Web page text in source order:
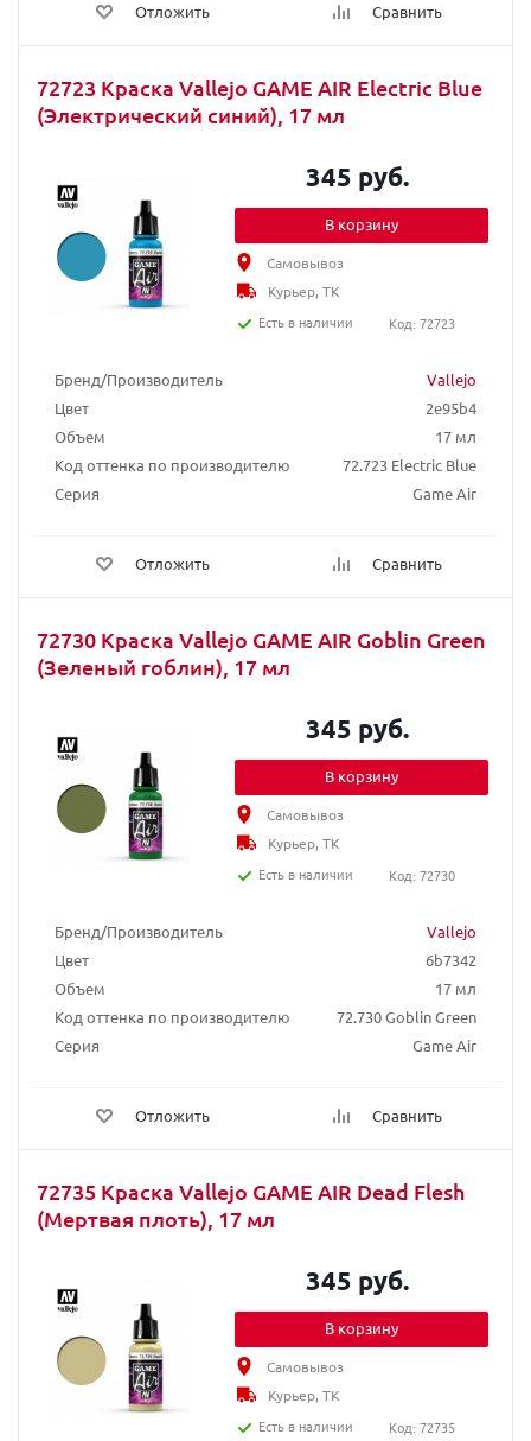
Отложить Сравнить
72723 Краска Vallejo GAME AIR Electric Blue
(Электрический синий), 17 мл
Бренд/Производитель
Vallejo
Цвет
2e95b4
Объем
17 мл
Код оттенка по производителю
72.723 Electric Blue
Серия
Game Air
Отложить Сравнить
345 руб.
В корзину
Самовывоз
Курьер, ТК
Есть в наличии
Код: 72723
72730 Краска Vallejo GAME AIR Goblin Green
(Зеленый гоблин), 17 мл
Бренд/Производитель
Vallejo
Цвет
6b7342
Объем
17 мл
Код оттенка по производителю
72.730 Goblin Green
Серия
Game Air
Отложить Сравнить
345 руб.
В корзину
Самовывоз
Курьер, ТК
Есть в наличии
Код: 72730
72735 Краска Vallejo GAME AIR Dead Flesh
(Мертвая плоть), 17 мл
345 руб.
В корзину
Самовывоз
Курьер, ТК
Есть в наличии
Код: 72735